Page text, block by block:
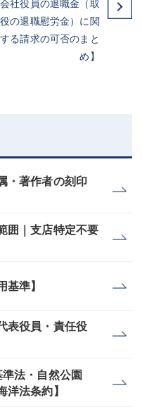
の退職慰労金）に関
する請求の可否のまと
め】
・著作者の刻印
囲｜支店特定不要
準】
表役員・責任役
準法・自然公園
法条約】